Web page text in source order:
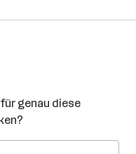
genau diese